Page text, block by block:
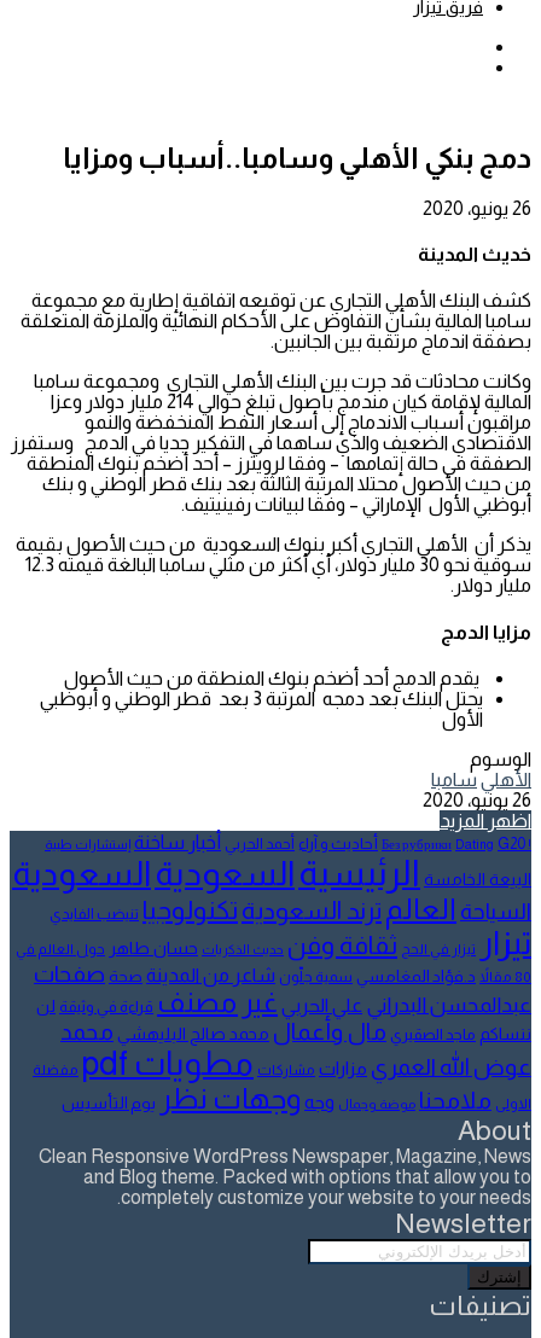
فريق تيزار
دمج بنكي الأهلي وسامبا..أسباب ومزايا
26 يونيو، 2020
خديث المدينة
كشف البنك الأهلي التجاري عن توقيعه اتفاقية إطارية مع مجموعة
سامبا المالية بشأن التفاوض على الأحكام النهائية والملزمة المتعلقة
بصفقة اندماج مرتقبة بين الجانبين.
وكانت محادثات قد جرت بين البنك الأهلي التجاري ومجموعة سامبا
المالية لإقامة كيان مندمج بأصول تبلغ حوالي 214 مليار دولار وعزا
مراقبون أسباب الاندماج إلى أسعار النفط المنخفضة والنمو
الاقتصادي الضعيف والذي ساهما في التفكير جديا في الدمج وستفرز
الصفقة في حالة إتمامها – وفقا لرويترز – أحد أضخم بنوك المنطقة
من حيث الأصول محتلا المرتبة الثالثة بعد بنك قطر الوطني و بنك
أبوظبي الأول الإماراتي – وفقا لبيانات رفينيتيف.
يذكر أن الأهلي التجاري أكبر بنوك السعودية من حيث الأصول بقيمة
سوقية نحو 30 مليار دولار، أي أكثر من مثلي سامبا البالغة قيمته 12.3
مليار دولار.
مزايا الدمج
يقدم الدمج أحد أضخم بنوك المنطقة من حيث الأصول
يحتل البنك بعد دمجه المرتبة 3 بعد قطر الوطني و أبوظبي
الأول
الوسوم
الأهلي سامبا
26 يونيو، 2020
اظهر المزيد
! Без рубрики
Dating G20 أحاديث و آراء أحمد الحربي أخبار ساخنة إستشارات طبية
البيعة الخامسة الرئيسيةالسعوديةالسعودية
السياحة العالم ترند السعودية تكنولوجيا تنيضب الفايدي
تيزار تيزار في الحج ثقافة وفن حديث الذكريات حسان طاهر حول العالم في
80 مقالاً
د.فؤاد المغامسي سمية جلّون شاعر من المدينة صحة صفحات
عبدالمحسن البدراني علي الحربي غير مصنف قراءة في وثيقة لن
ننساكم ماجد الصقيري مال وأعمال محمد صالح البليهشي محمد
عوض الله العمري مزارات مشاركات مطويات pdf مفضلة
الاولى ملامحنا موضة وجمال وجه وجهات نظر يوم التأسيس
About
Clean Responsive WordPress Newspaper, Magazine, News
and Blog theme. Packed with options that allow you to
completely customize your website to your needs.
Newsletter
أدخل
بريدك
الإلكتروني
تصنيفات